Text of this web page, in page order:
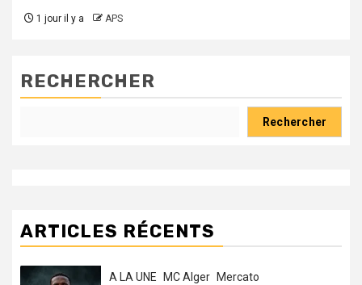
1 jour il y a APS
RECHERCHER
Rechercher
ARTICLES RÉCENTS
A LA UNE MC Alger Mercato